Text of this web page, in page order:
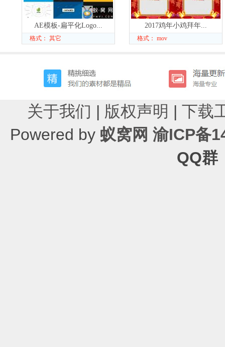
AE模板-扁平化Logo...
格式： 其它
2017鸡年小鸡拜年...
格式： mov
关于我们 | 版权声明 | 下载
Powered by 蚁窝网 渝ICP备
QQ群